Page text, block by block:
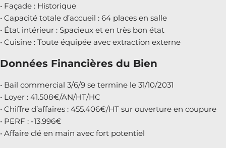
• Façade : Historique
• Capacité totale d’accueil : 64 places en salle
• État intérieur : Spacieux et en très bon état
• Cuisine : Toute équipée avec extraction externe
Données Financières du Bien
• Bail commercial 3/6/9 se termine le 31/10/2031
• Loyer : 41.508€/AN/HT/HC
• Chiffre d’affaires : 455.406€/HT sur ouverture en coupure
• PERF : -13.996€
• Affaire clé en main avec fort potentiel